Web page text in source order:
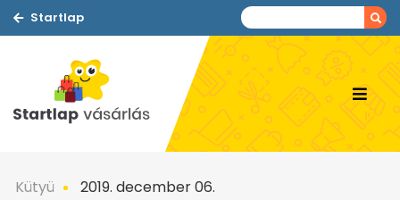
Startlap
Kütyü 2019. december 06.